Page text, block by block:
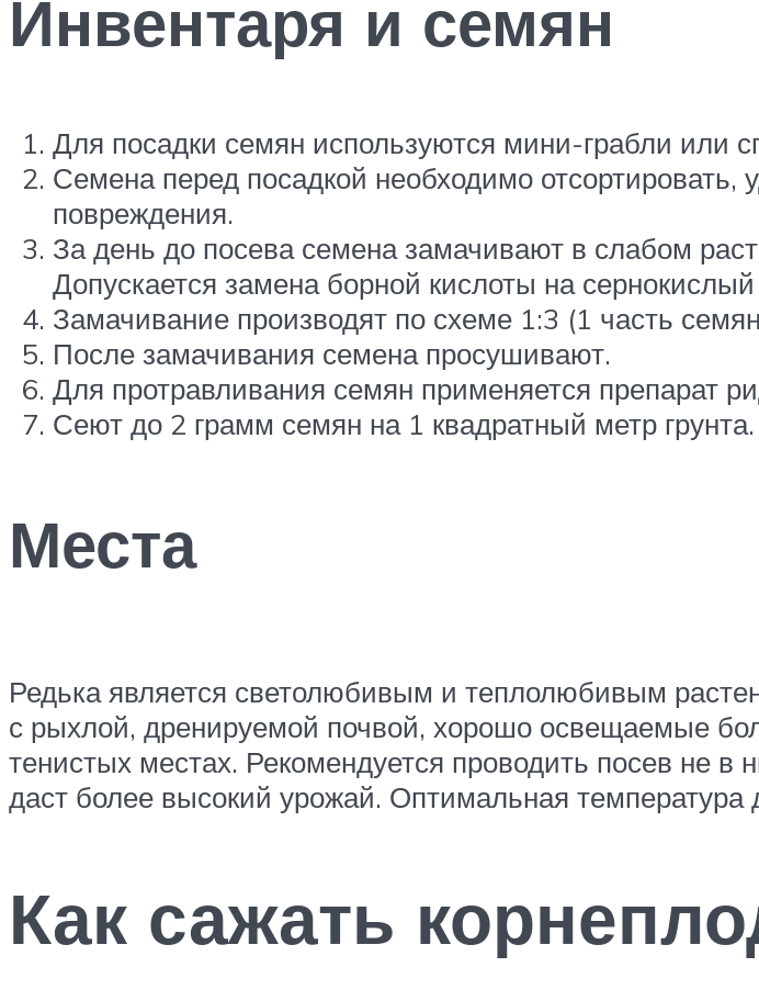
Инвентаря и семян
Для посадки семян используются мини-грабли или
Семена перед посадкой необходимо
повреждения.
За день до посева семена замачивают в слабом
Допускается замена борной кислоты на
Замачивание производят по схеме 1:3 (1 часть
После замачивания семена просушивают.
Для протравливания семян применяется препарат
Сеют до 2 грамм семян на 1 квадратный метр грунта.
Места
Редька является светолюбивым и теплолюбивым
с рыхлой, дренируемой почвой, хорошо освещаемые
тенистых местах. Рекомендуется проводить посев не в
даст более высокий урожай. Оптимальная температура
Как сажать